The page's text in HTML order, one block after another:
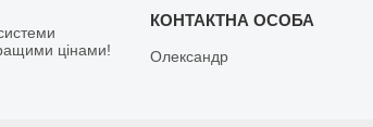
цінами!
Олександр